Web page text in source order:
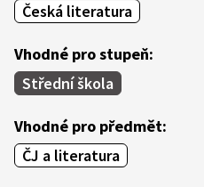
Česká literatura
Vhodné pro stupeň:
Střední škola
Vhodné pro předmět:
ČJ a literatura